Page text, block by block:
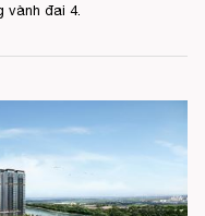
vành đai 4.